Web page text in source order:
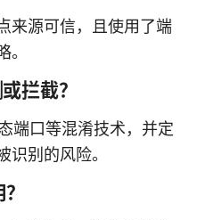
来源可信，且使用了端
拦截？
端口等混淆技术，并定
识别的风险。